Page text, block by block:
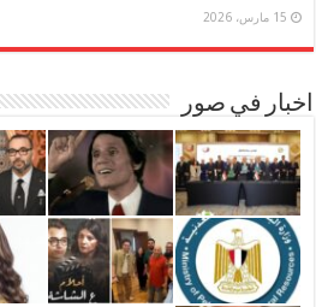
15 مارس، 2026
اخبار في صور